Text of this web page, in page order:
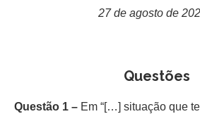
27 de agosto de
Questões
Questão 1 – Em “[…] situação que